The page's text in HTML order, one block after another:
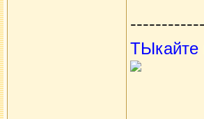
ТЫкайте